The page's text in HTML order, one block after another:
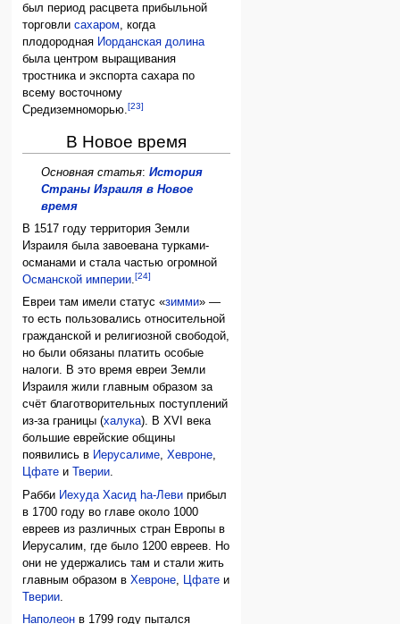
был период расцвета прибыльной
торговлисахаром , когда
плодородная Иорданская долина
была центром выращивания
тростника и экспорта сахара по
всему восточному
Средиземноморью.[23]
В Новое время
Основная статья: История
Страны Израиля в Новое
время
В 1517 году территория Земли
Израиля была завоевана турками-
османами и стала частью огромной
Османской империи.[24]
Евреи там имели статус «зимми» —
то есть пользовались относительной
гражданской и религиозной свободой,
но были обязаны платить особые
налоги. В это время евреи Земли
Израиля жили главным образом за
счёт благотворительных поступлений
из-за границы (халука). В XVI века
большие еврейские общины
появились в Иерусалиме,Хевроне,
Цфате и Тверии.
Рабби Иехуда Хасид hа-Леви прибыл
в 1700 году во главе около 1000
евреев из различных стран Европы в
Иерусалим, где было 1200 евреев. Но
они не удержались там и стали жить
главным образом вХевроне, Цфате и
Тверии.
Наполеон в 1799 году пытался